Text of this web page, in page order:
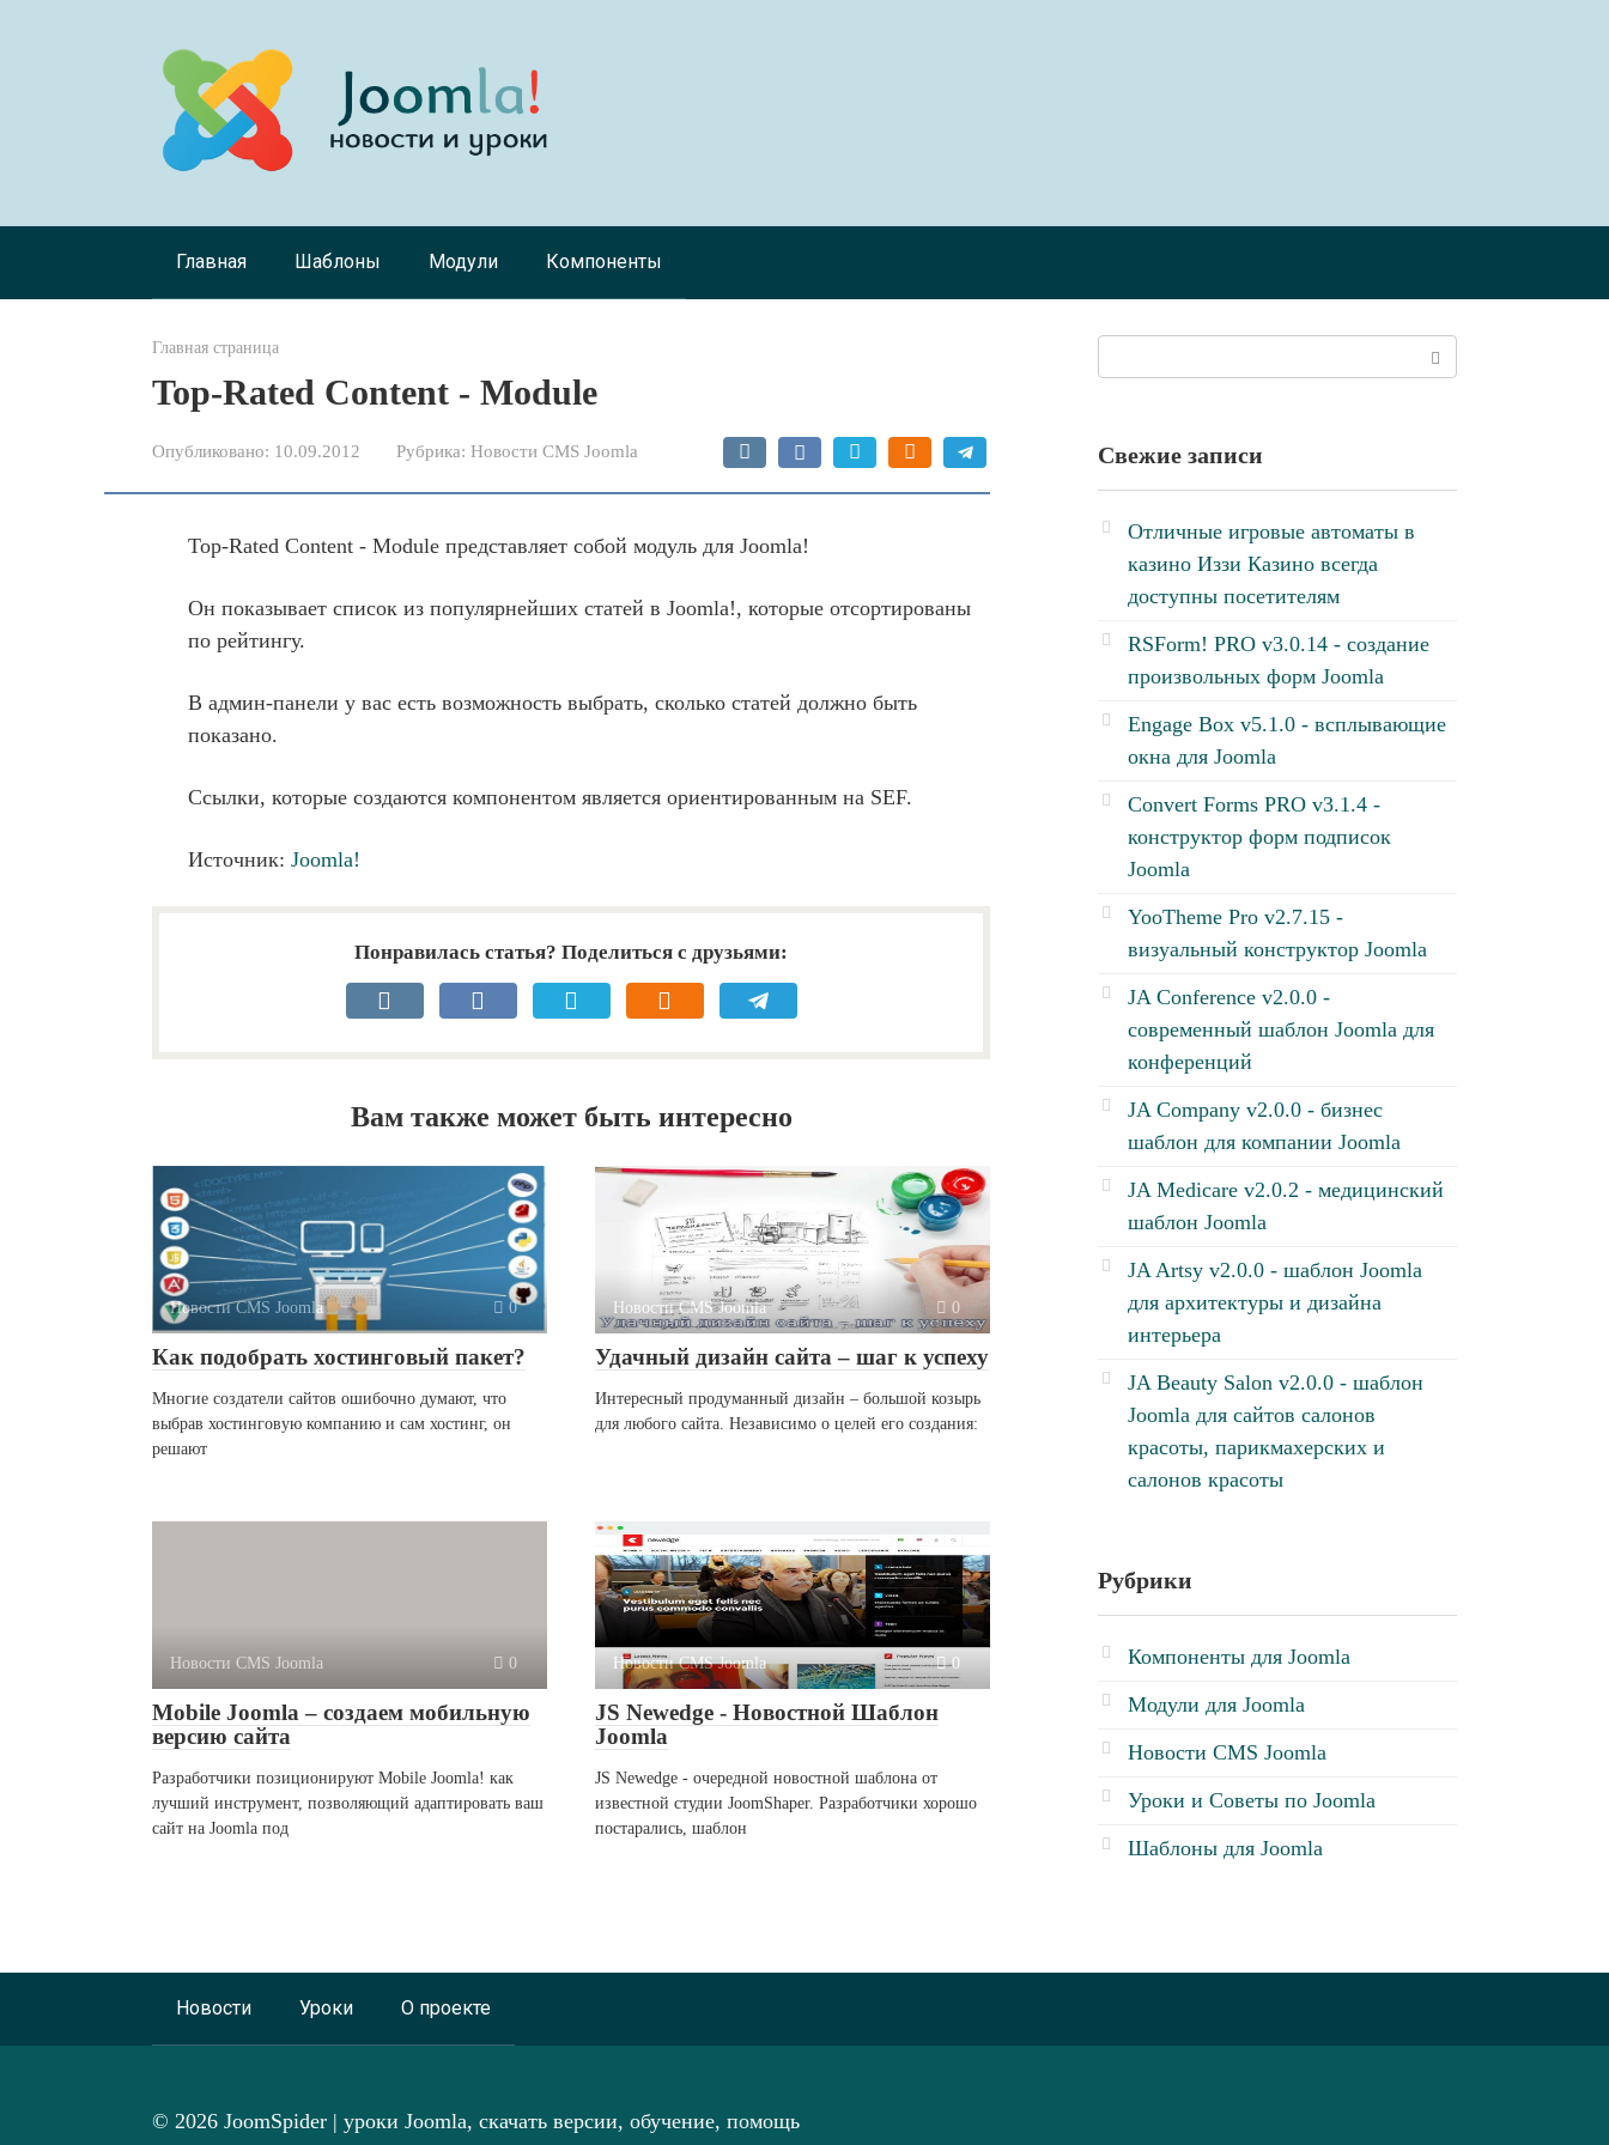
Главная Шаблоны Модули Компоненты
Главная страница
Top-Rated Content - Module
Опубликовано: 10.09.2012 Рубрика: Новости CMS Joomla
Top-Rated Content - Module представляет собой модуль для Joomla!
Он показывает список из популярнейших статей в Joomla!, которые отсортированы
по рейтингу.
В админ-панели у вас есть возможность выбрать, сколько статей должно быть
показано.
Ссылки, которые создаются компонентом является ориентированным на SEF.
Источник: Joomla!
Понравилась статья? Поделиться с друзьями:
Вам также может быть интересно
Новости CMS Joomla 0
Как подобрать хостинговый пакет?
Многие создатели сайтов ошибочно думают, что
выбрав хостинговую компанию и сам хостинг, он
решают
Новости CMS Joomla 0
Удачный дизайн сайта – шаг к успеху
Интересный продуманный дизайн – большой козырь
для любого сайта. Независимо о целей его создания:
Новости CMS Joomla 0
Mobile Joomla – создаем мобильную
версию сайта
Разработчики позиционируют Mobile Joomla! как
лучший инструмент, позволяющий адаптировать ваш
сайт на Joomla под
Новости CMS Joomla 0
JS Newedge - Новостной Шаблон
Joomla
JS Newedge - очередной новостной шаблона от
известной студии JoomShaper. Разработчики хорошо
постарались, шаблон
Свежие записи
Отличные игровые автоматы в
казино Иззи Казино всегда
доступны посетителям
RSForm! PRO v3.0.14 - создание
произвольных форм Joomla
Engage Box v5.1.0 - всплывающие
окна для Joomla
Convert Forms PRO v3.1.4 -
конструктор форм подписок
Joomla
YooTheme Pro v2.7.15 -
визуальный конструктор Joomla
JA Conference v2.0.0 -
современный шаблон Joomla для
конференций
JA Company v2.0.0 - бизнес
шаблон для компании Joomla
JA Medicare v2.0.2 - медицинский
шаблон Joomla
JA Artsy v2.0.0 - шаблон Joomla
для архитектуры и дизайна
интерьера
JA Beauty Salon v2.0.0 - шаблон
Joomla для сайтов салонов
красоты, парикмахерских и
салонов красоты
Рубрики
Компоненты для Joomla
Модули для Joomla
Новости CMS Joomla
Уроки и Советы по Joomla
Шаблоны для Joomla
Новости Уроки О проекте
© 2026 JoomSpider | уроки Joomla, скачать версии, обучение, помощь